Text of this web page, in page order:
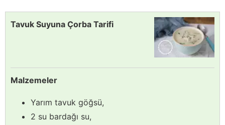
Tavuk Suyuna Çorba Tarifi
Malzemeler
Yarım tavuk göğsü,
2 su bardağı su,